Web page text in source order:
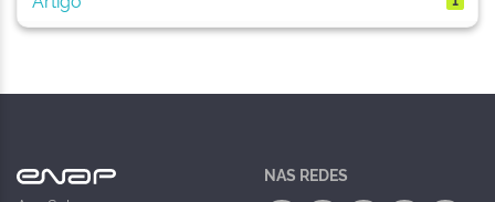
NAS REDES